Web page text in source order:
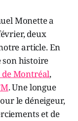
Monette a
deux
article. En
son histoire
Montréal,
. Une longue
le déneigeur,
et de